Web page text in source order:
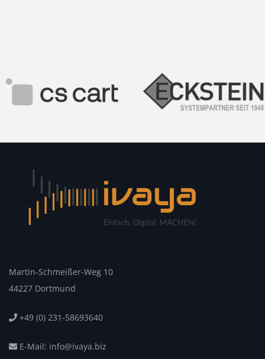
Martin-Schmeißer-Weg 10
44227 Dortmund
+49 (0) 231-58693640
E-Mail: info@ivaya.biz